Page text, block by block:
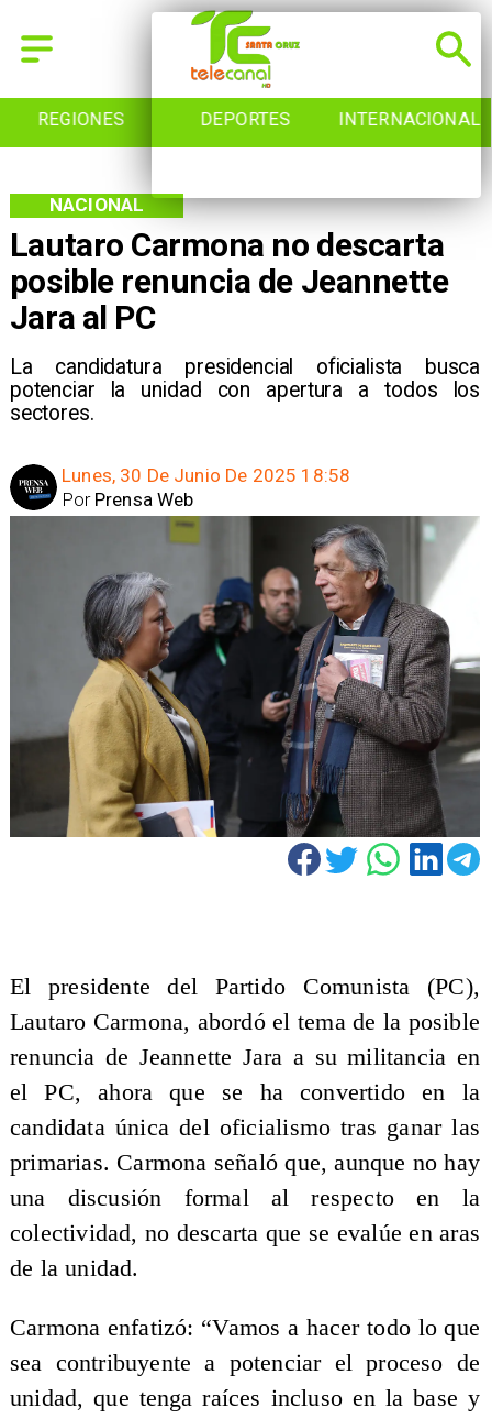
REGIONES DEPORTES INTERNACIONAL
Lautaro Carmona no descarta
posible renuncia de Jeannette
Jara al PC
La candidatura presidencial oficialista busca
potenciar la unidad con apertura a todos los
sectores.
NACIONAL
Lunes, 30 De Junio De 2025 18:58
Prensa Web
Por
El presidente del Partido Comunista (PC),
Lautaro Carmona, abordó el tema de la posible
renuncia de Jeannette Jara a su militancia en
el PC, ahora que se ha convertido en la
candidata única del oficialismo tras ganar las
primarias. Carmona señaló que, aunque no hay
una discusión formal al respecto en la
colectividad, no descarta que se evalúe en aras
de la unidad.
Carmona enfatizó: “Vamos a hacer todo lo que
sea contribuyente a potenciar el proceso de
unidad, que tenga raíces incluso en la base y